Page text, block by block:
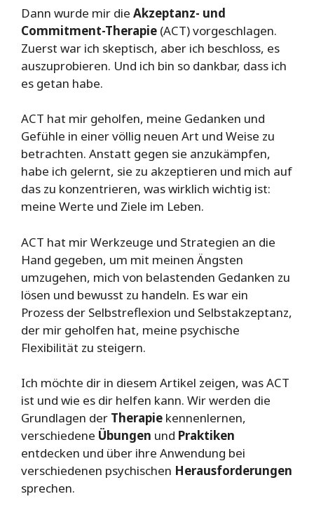
Dann wurde mir die Akzeptanz- und
Commitment-Therapie (ACT) vorgeschlagen.
Zuerst war ich skeptisch, aber ich beschloss, es
auszuprobieren. Und ich bin so dankbar, dass ich
es getan habe.
ACT hat mir geholfen, meine Gedanken und
Gefühle in einer völlig neuen Art und Weise zu
betrachten. Anstatt gegen sie anzukämpfen,
habe ich gelernt, sie zu akzeptieren und mich auf
das zu konzentrieren, was wirklich wichtig ist:
meine Werte und Ziele im Leben.
ACT hat mir Werkzeuge und Strategien an die
Hand gegeben, um mit meinen Ängsten
umzugehen, mich von belastenden Gedanken zu
lösen und bewusst zu handeln. Es war ein
Prozess der Selbstreflexion und Selbstakzeptanz,
der mir geholfen hat, meine psychische
Flexibilität zu steigern.
Ich möchte dir in diesem Artikel zeigen, was ACT
ist und wie es dir helfen kann. Wir werden die
Grundlagen der Therapie kennenlernen,
verschiedene Übungen und Praktiken
entdecken und über ihre Anwendung bei
verschiedenen psychischen Herausforderungen
sprechen.